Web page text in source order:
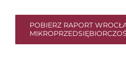
POBIERZ RAPORT